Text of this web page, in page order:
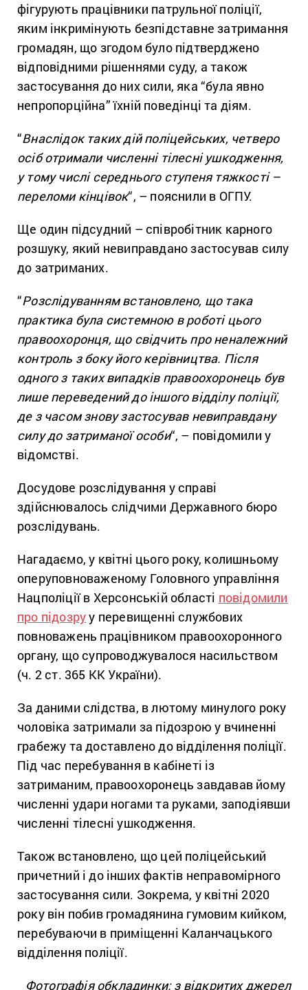
фігурують працівники патрульної поліції,
яким інкримінують безпідставне затримання
громадян, що згодом було підтверджено
відповідними рішеннями суду, а також
застосування до них сили, яка “була явно
непропорційна” їхній поведінці та діям.
“Внаслідок таких дій поліцейських, четверо
осіб отримали численні тілесні ушкодження,
у тому числі середнього ступеня тяжкості –
переломи кінцівок“, – пояснили в ОГПУ.
Ще один підсудний – співробітник карного
розшуку, який невиправдано застосував силу
до затриманих.
“Розслідуванням встановлено, що така
практика була системною в роботі цього
правоохоронця, що свідчить про неналежний
контроль з боку його керівництва. Після
одного з таких випадків правоохоронець був
лише переведений до іншого відділу поліції,
де з часом знову застосував невиправдану
силу до затриманої особи“, – повідомили у
відомстві.
Досудове розслідування у справі
здійснювалось слідчими Державного бюро
розслідувань.
Нагадаємо, у квітні цього року, колишньому
оперуповноваженому Головного управління
Нацполіції в Херсонській області повідомили
про підозруу перевищенні службових
повноважень працівником правоохоронного
органу, що супроводжувалося насильством
(ч. 2 ст. 365 КК України).
За даними слідства, в лютому минулого року
чоловіка затримали за підозрою у вчиненні
грабежу та доставлено до відділення поліції.
Під час перебування в кабінеті із
затриманим, правоохоронець завдавав йому
численні удари ногами та руками, заподіявши
численні тілесні ушкодження.
Також встановлено, що цей поліцейський
причетний і до інших фактів неправомірного
застосування сили. Зокрема, у квітні 2020
року він побив громадянина гумовим кийком,
перебуваючи в приміщенні Каланчацького
відділення поліції.
Фотографія обкладинки: з відкритих джерел